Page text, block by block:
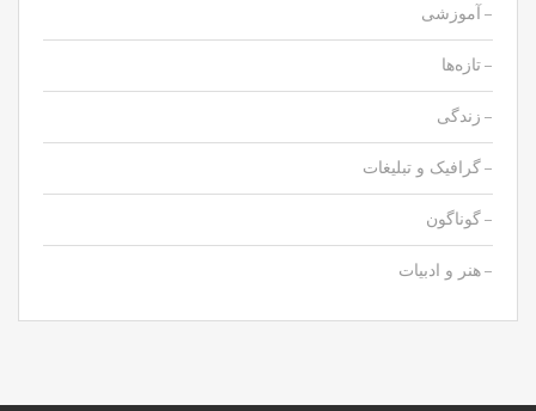
آموزشی
تازه‌ها
زندگی
گرافیک و تبلیغات
گوناگون
هنر و ادبیات